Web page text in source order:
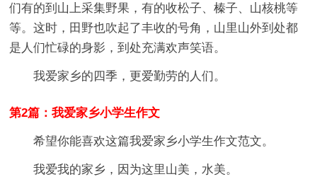
们有的到山上采集野果，有的收松子、榛子、山核桃等
等。这时，田野也吹起了丰收的号角，山里山外到处都
是人们忙碌的身影，到处充满欢声笑语。
我爱家乡的四季，更爱勤劳的人们。
第2篇：我爱家乡小学生作文
希望你能喜欢这篇我爱家乡小学生作文范文。
我爱我的家乡，因为这里山美，水美。